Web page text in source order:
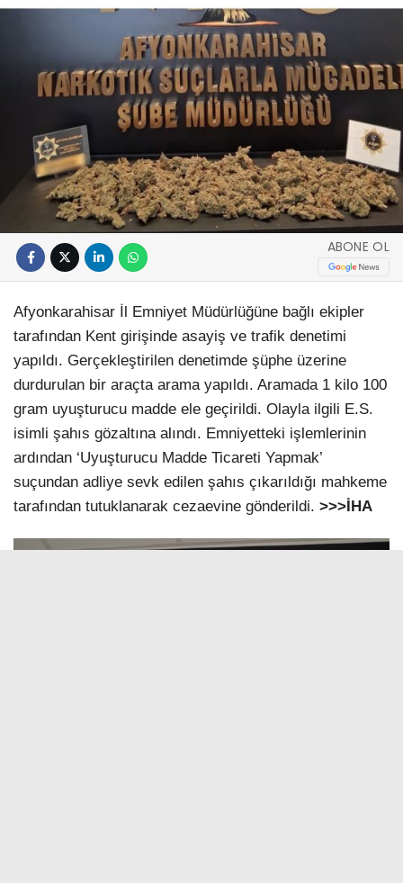
ABONE OL
Afyonkarahisar İl Emniyet Müdürlüğüne bağlı ekipler
tarafından Kent girişinde asayiş ve trafik denetimi
yapıldı. Gerçekleştirilen denetimde şüphe üzerine
durdurulan bir araçta arama yapıldı. Aramada 1 kilo 100
gram uyuşturucu madde ele geçirildi. Olayla ilgili E.S.
isimli şahıs gözaltına alındı. Emniyetteki işlemlerinin
ardından ‘Uyuşturucu Madde Ticareti Yapmak’
suçundan adliye sevk edilen şahıs çıkarıldığı mahkeme
tarafından tutuklanarak cezaevine gönderildi. >>>İHA